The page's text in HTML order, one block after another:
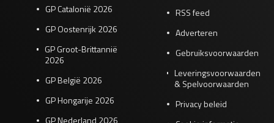
GP Catalonië 2026
GP Oostenrijk 2026
GP Groot-Brittannië
2026
GP België 2026
GP Hongarije 2026
GP Nederland 2026
RSS feed
Adverteren
Gebruiksvoorwaarden
Leveringsvoorwaarden
& Spelvoorwaarden
Privacy beleid